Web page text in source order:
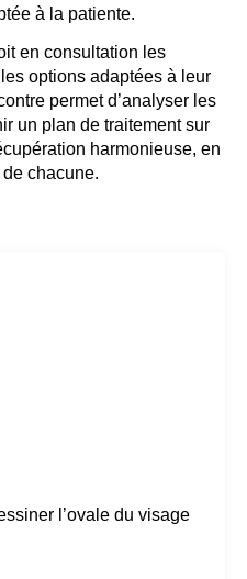
à la patiente.
en consultation les
options adaptées à leur
permet d’analyser les
un plan de traitement sur
harmonieuse, en
chacune.
l’ovale du visage